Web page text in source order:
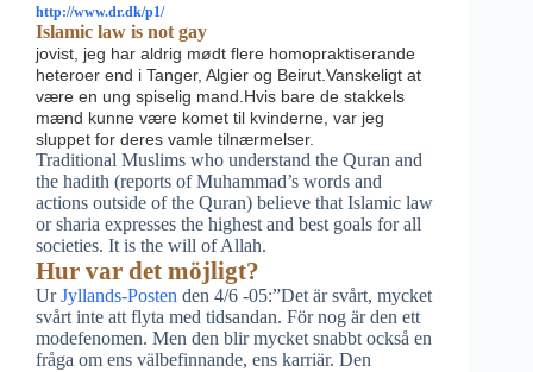
http://www.dr.dk/p1/
Islamic law is not gay
jovist, jeg har aldrig mødt flere homopraktiserande
heteroer end i Tanger, Algier og Beirut.Vanskeligt at
være en ung spiselig mand.Hvis bare de stakkels
mænd kunne være komet til kvinderne, var jeg
sluppet for deres vamle tilnærmelser.
Traditional Muslims who understand the Quran and
the hadith (reports of Muhammad’s words and
actions outside of the Quran) believe that Islamic law
or sharia expresses the highest and best goals for all
societies. It is the will of Allah.
Hur var det möjligt?
UrJyllands-Posten den 4/6 -05:”Det är svårt, mycket
svårt inte att flyta med tidsandan. För nog är den ett
modefenomen. Men den blir mycket snabbt också en
fråga om ens välbefinnande, ens karriär. Den